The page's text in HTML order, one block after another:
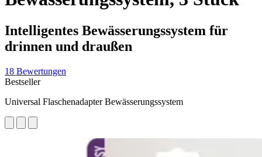
Intelligentes Bewässerungssystem für
drinnen und draußen
18 Bewertungen
Bestseller
Universal Flaschenadapter Bewässerungssystem